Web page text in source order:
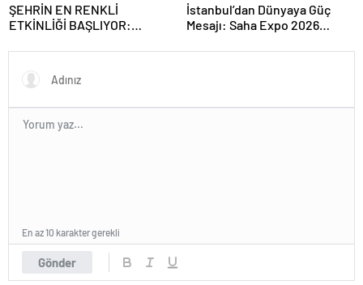
ŞEHRİN EN RENKLİ
ETKİNLİĞİ BAŞLIYOR:
FESTİVALİ” HEYECANI
GAZİOSMANPAŞA’DA
YAŞANACAK
İstanbul’dan Dünyaya Güç
Mesajı: Saha Expo 2026
Gönder
En az 10 karakter gerekli